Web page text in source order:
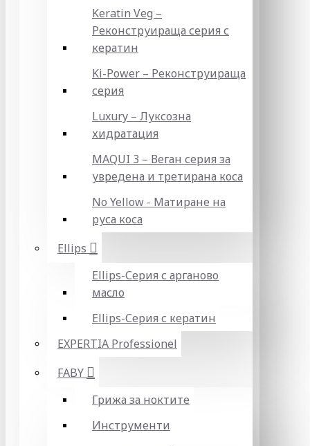
Keratin Veg –
Реконструираща серия с
кератин
Ki-Power – Реконструираща
серия
Luxury – Луксозна
хидратация
MAQUI 3 – Веган серия за
увредена и третирана коса
No Yellow - Матиране на
руса коса
Ellips
Ellips-Серия с арганово
масло
Ellips-Серия с кератин
EXPERTIA Professionel
FABY
Грижа за ноктите
Инструменти